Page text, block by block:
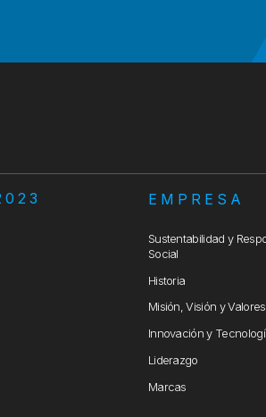
EMPRESA
Sustentabilidad y
Social
Historia
Misión, Visión y Valores
Innovación y
Liderazgo
Marcas